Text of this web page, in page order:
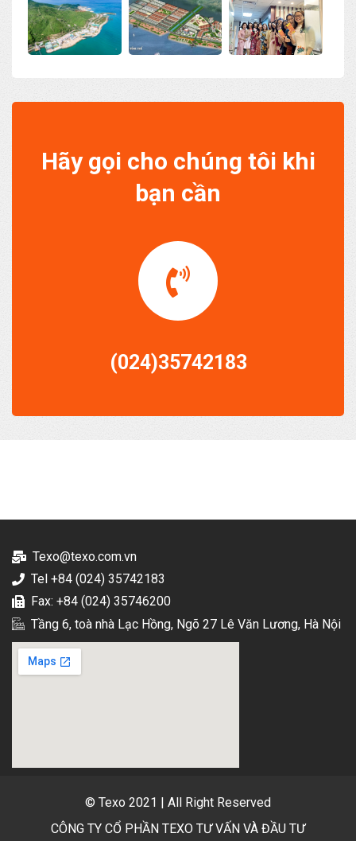
Hãy gọi cho chúng tôi khi
bạn cần
(024)35742183
Texo@texo.com.vn
Tel +84 (024) 35742183
Fax: +84 (024) 35746200
Tầng 6, toà nhà Lạc Hồng, Ngõ 27 Lê Văn Lương, Hà Nội
© Texo 2021 | All Right Reserved
CÔNG TY CỔ PHẦN TEXO TƯ VẤN VÀ ĐẦU TƯ